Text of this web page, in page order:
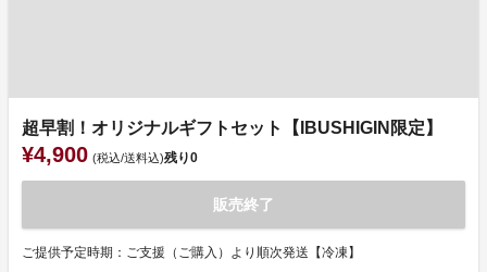
超早割！オリジナルギフトセット【IBUSHIGIN限定】
¥4,900 (税込/送料込)残り0
販売終了
ご提供予定時期：ご支援（ご購入）より順次発送【冷凍】